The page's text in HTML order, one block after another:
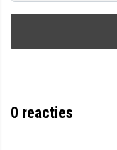
0 reacties